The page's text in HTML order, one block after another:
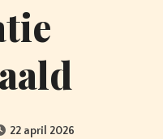
22 april 2026